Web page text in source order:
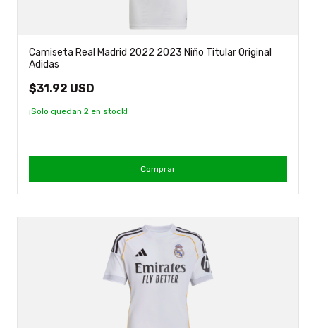
Camiseta Real Madrid 2022 2023 Niño Titular Original
Adidas
$31.92 USD
¡Solo quedan 2 en stock!
Comprar